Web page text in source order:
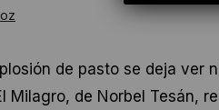
de pasto se deja ver
Milagro, de Norbel Tesán,